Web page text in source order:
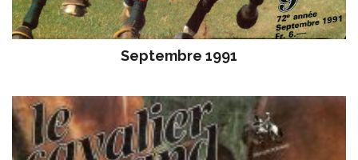
Septembre 1991